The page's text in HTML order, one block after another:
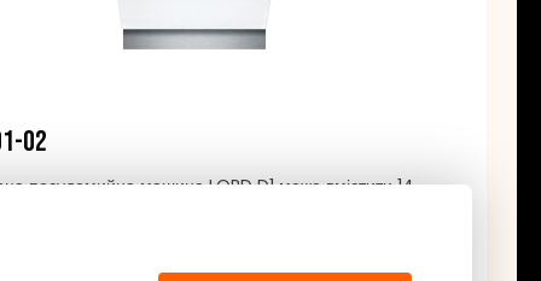
02
посудомийна машина LORD D1 може вмістити 14